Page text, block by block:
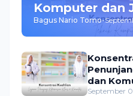
Komputer dan
Bagus Nario Tomo-
dan
September